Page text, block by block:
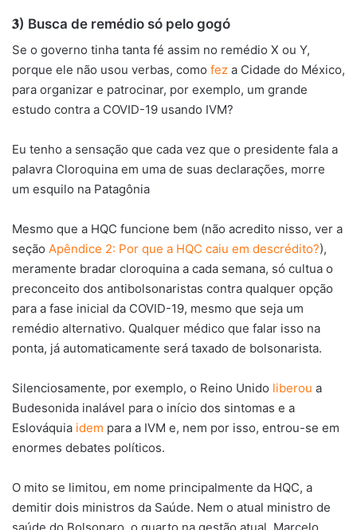
𝟑) Busca de remédio só pelo gogó
Se o governo tinha tanta fé assim no remédio X ou Y,
porque ele não usou verbas, como fez a Cidade do México,
para organizar e patrocinar, por exemplo, um grande
estudo contra a COVID-19 usando IVM?
Eu tenho a sensação que cada vez que o presidente fala a
palavra Cloroquina em uma de suas declarações, morre
um esquilo na Patagônia
Mesmo que a HQC funcione bem (não acredito nisso, ver a
seção Apêndice 2: Por que a HQC caiu em descrédito?),
meramente bradar cloroquina a cada semana, só cultua o
preconceito dos antibolsonaristas contra qualquer opção
para a fase inicial da COVID-19, mesmo que seja um
remédio alternativo. Qualquer médico que falar isso na
ponta, já automaticamente será taxado de bolsonarista.
Silenciosamente, por exemplo, o Reino Unido liberou a
Budesonida inalável para o início dos sintomas e a
Eslováquia idem para a IVM e, nem por isso, entrou-se em
enormes debates políticos.
O mito se limitou, em nome principalmente da HQC, a
demitir dois ministros da Saúde. Nem o atual ministro de